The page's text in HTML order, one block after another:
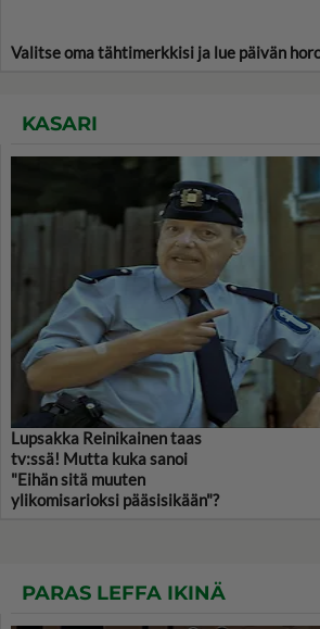
Valitse oma tähtimerkkisi ja lue päivän
KASARI
Lupsakka Reinikainen taas
tv:ssä! Mutta kuka sanoi
"Eihän sitä muuten
ylikomisarioksi pääsisikään"?
PARAS LEFFA IKINÄ